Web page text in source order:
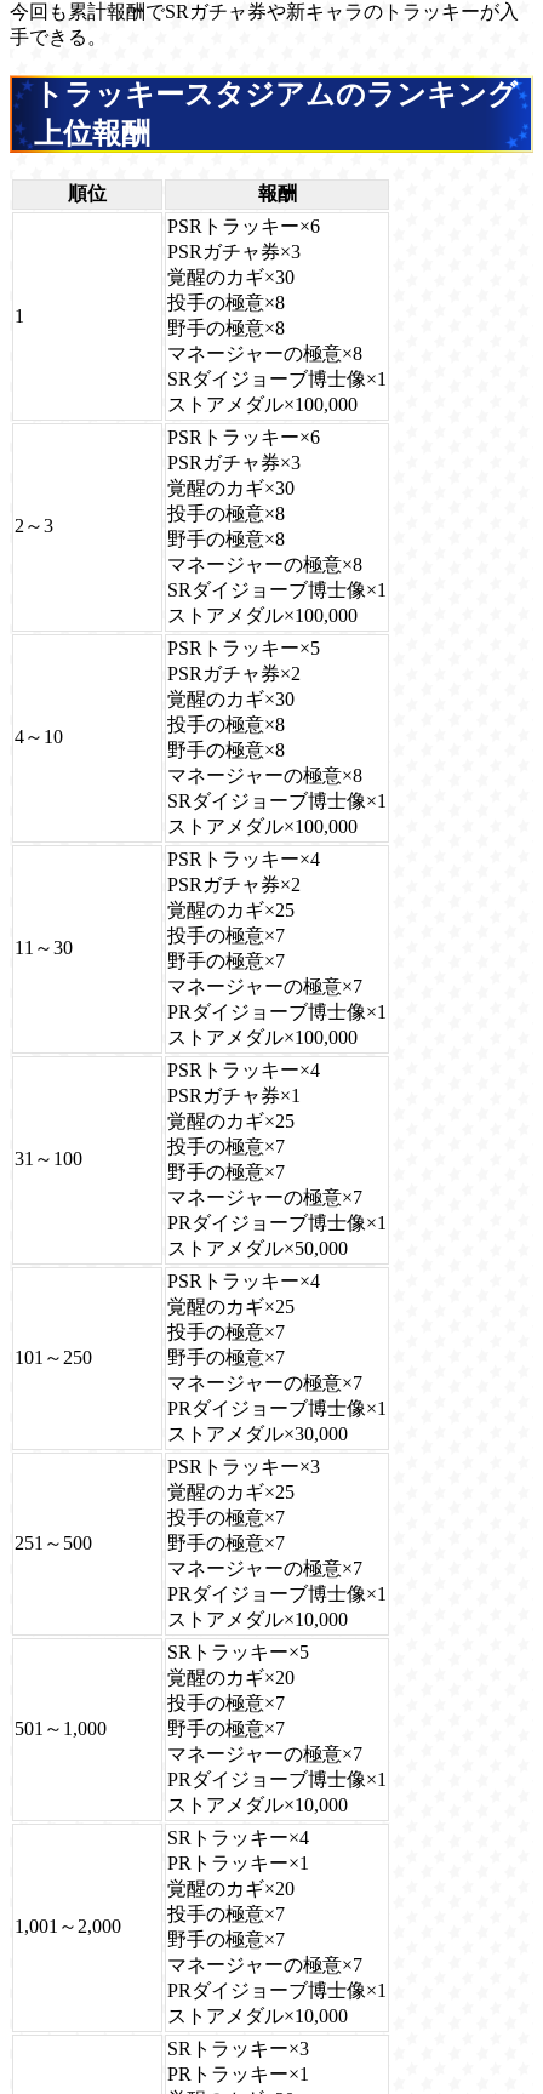
今回も累計報酬でSRガチャ券や新キャラのトラッキーが入
手できる。
トラッキースタジアムのランキング
上位報酬
順位 報酬
1
PSRトラッキー×6
PSRガチャ券×3
覚醒のカギ×30
投手の極意×8
野手の極意×8
マネージャーの極意×8
SRダイジョーブ博士像×1
ストアメダル×100,000
2～3
PSRトラッキー×6
PSRガチャ券×3
覚醒のカギ×30
投手の極意×8
野手の極意×8
マネージャーの極意×8
SRダイジョーブ博士像×1
ストアメダル×100,000
4～10
PSRトラッキー×5
PSRガチャ券×2
覚醒のカギ×30
投手の極意×8
野手の極意×8
マネージャーの極意×8
SRダイジョーブ博士像×1
ストアメダル×100,000
11～30
PSRトラッキー×4
PSRガチャ券×2
覚醒のカギ×25
投手の極意×7
野手の極意×7
マネージャーの極意×7
PRダイジョーブ博士像×1
ストアメダル×100,000
31～100
PSRトラッキー×4
PSRガチャ券×1
覚醒のカギ×25
投手の極意×7
野手の極意×7
マネージャーの極意×7
PRダイジョーブ博士像×1
ストアメダル×50,000
101～250
PSRトラッキー×4
覚醒のカギ×25
投手の極意×7
野手の極意×7
マネージャーの極意×7
PRダイジョーブ博士像×1
ストアメダル×30,000
251～500
PSRトラッキー×3
覚醒のカギ×25
投手の極意×7
野手の極意×7
マネージャーの極意×7
PRダイジョーブ博士像×1
ストアメダル×10,000
501～1,000
SRトラッキー×5
覚醒のカギ×20
投手の極意×7
野手の極意×7
マネージャーの極意×7
PRダイジョーブ博士像×1
ストアメダル×10,000
1,001～2,000
SRトラッキー×4
PRトラッキー×1
覚醒のカギ×20
投手の極意×7
野手の極意×7
マネージャーの極意×7
PRダイジョーブ博士像×1
ストアメダル×10,000
SRトラッキー×3
PRトラッキー×1